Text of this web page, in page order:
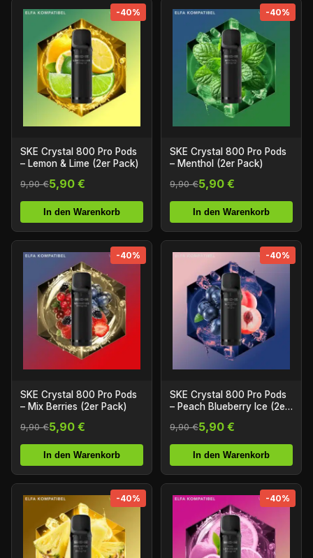
-40%
SKE Crystal 800 Pro Pods
– Lemon & Lime (2er Pack)
9,90 €5,90 €
In den Warenkorb
-40%
SKE Crystal 800 Pro Pods
– Menthol (2er Pack)
9,90 €5,90 €
In den Warenkorb
-40%
SKE Crystal 800 Pro Pods
– Mix Berries (2er Pack)
9,90 €5,90 €
In den Warenkorb
-40%
SKE Crystal 800 Pro Pods
– Peach Blueberry Ice (2er
9,90 €5,90 €
In den Warenkorb
-40% -40%